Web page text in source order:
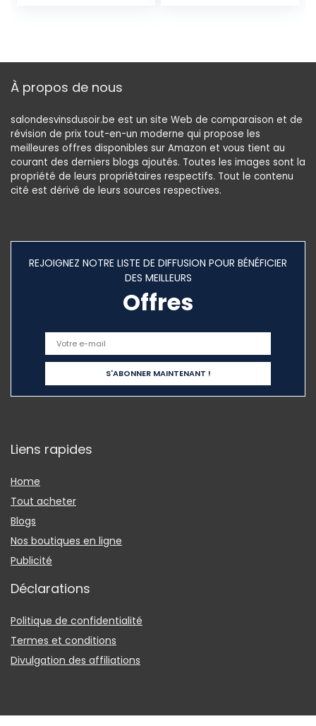
Coussin Housse De
À propos de nous
salondesvinsdusoir.be est un site Web de comparaison et de
révision de prix tout-en-un moderne qui propose les
meilleures offres disponibles sur Amazon et vous tient au
courant des derniers blogs ajoutés. Toutes les images sont la
propriété de leurs propriétaires respectifs. Tout le contenu
cité est dérivé de leurs sources respectives.
REJOIGNEZ NOTRE LISTE DE DIFFUSION POUR BÉNÉFICIER
DES MEILLEURS
Offres
Liens rapides
Home
Tout acheter
Blogs
Nos boutiques en ligne
Publicité
Déclarations
Politique de confidentialité
Termes et conditions
Divulgation des affiliations